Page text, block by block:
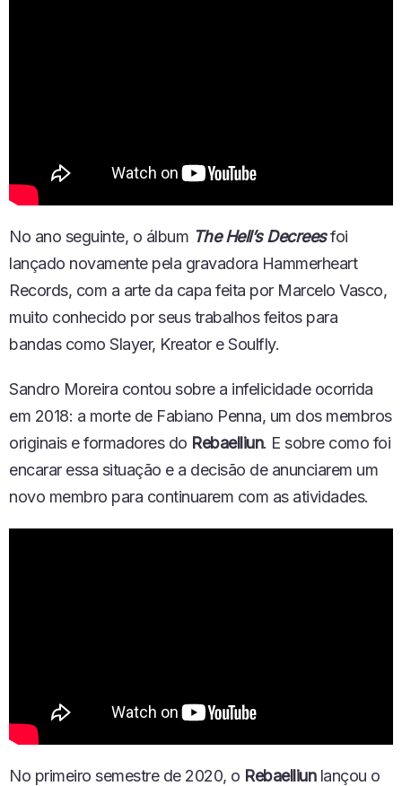
No ano seguinte, o álbum The Hell’s Decrees foi
lançado novamente pela gravadora Hammerheart
Records, com a arteda capa feita por Marcelo Vasco,
muito conhecido por seus trabalhos feitos para
bandas como Slayer, Kreator e Soulfly.
Sandro Moreira contou sobre a infelicidade ocorrida
em 2018: a morte de Fabiano Penna, um dos membros
originais e formadores do Rebaelliun. E sobre como foi
encarar essa situação e a decisão de anunciarem um
novo membro para continuarem com as atividades.
No primeiro semestre de 2020, o Rebaelliun lançou o